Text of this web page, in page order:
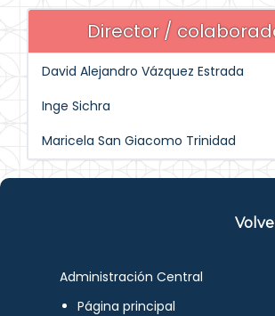
Director /
David Alejandro Vázquez Estrada
Inge Sichra
Maricela San Giacomo Trinidad
Administración Central
Página principal